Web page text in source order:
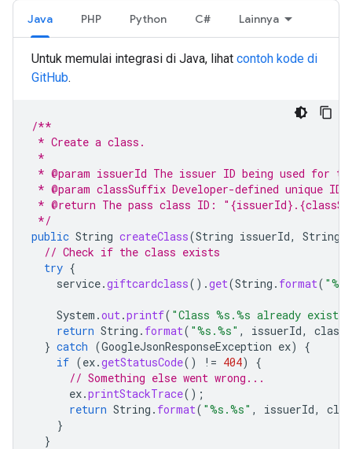
Java PHP Python C# Lainnya
Untuk memulai integrasi di Java, lihat contoh kode di
GitHub.
/**
* Create a class.
*
* @param issuerId The issuer ID being used for
* @param classSuffix Developer-defined unique
* @return The pass class ID:
*/
public String createClass(String issuerId, String
// Check if the class exists
try {
service.giftcardclass().get(String . format(
System .out.printf( "Class %s.%s already
return String . format( "%s.%s" , issuerId,
} catch (GoogleJsonResponseException ex)
{
if (ex.getStatusCode() != 404)
{
// Something else went wrong...
ex.printStackTrace();
return String . format( "%s.%s" , issuerId,
}
}